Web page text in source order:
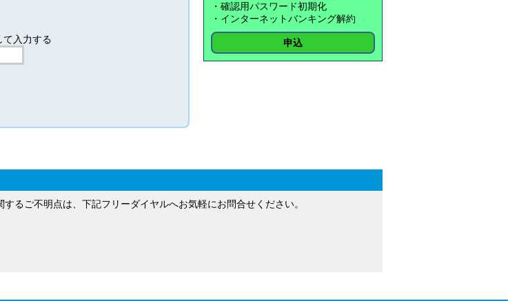
て入力する
・確認用パスワード初期化
・インターネットバンキング解約
申込
るご不明点は、下記フリーダイヤルへお気軽にお問合せください。